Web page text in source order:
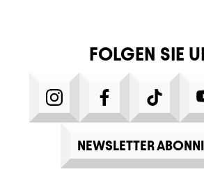
FOLGEN SIE
INSTAGRAMFACEBOOK
NEWSLETTER